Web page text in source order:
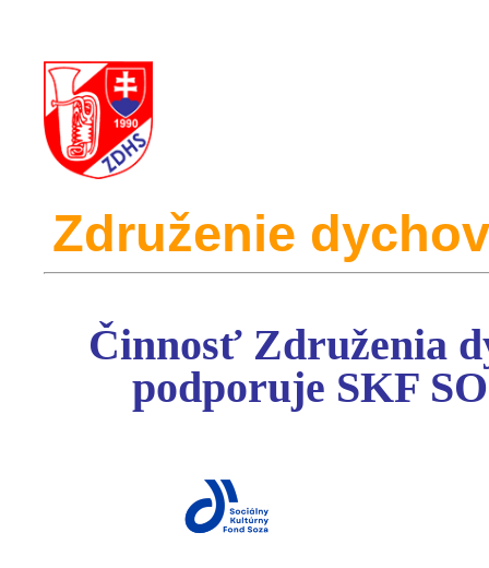
Združenie
Činnosť Združenia
podporuje SKF